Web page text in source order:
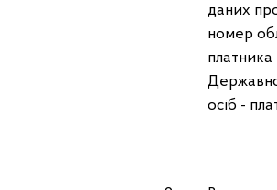
даних
номер
платника
осіб -